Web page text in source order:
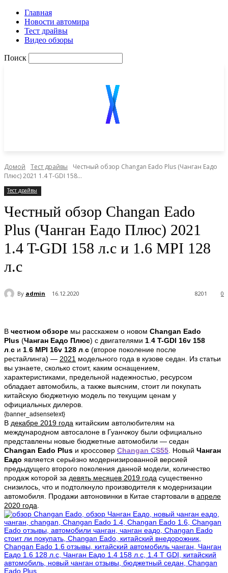
Главная
Новости автомира
Тест драйвы
Видео обзоры
Поиск
Домой Тест драйвы
Честный обзор Changan Eado Plus (Чанган Еадо
Плюс) 2021 1.4 T-GDI 158...
Тест драйвы
Честный обзор Changan Eado
Plus (Чанган Еадо Плюс) 2021
1.4 T-GDI 158 л.с и 1.6 MPI 128
л.с
By admin 16.12.2020 0
8201
В честном обзоре мы расскажем о новом Changan Eado
Plus (Чанган Еадо Плюс) с двигателями 1 4 T-GDI 16v 158
л с и 1 6 MPI 16v 128 л с (второе поколение после
рестайлинга) — 2021 модельного года в кузове седан. Из статьи
вы узнаете, сколько стоит, каким оснащением,
характеристиками, предельной надежностью, ресурсом
обладает автомобиль, а также выясним, стоит ли покупать
китайскую бюджетную модель по текущим ценам у
официальных дилеров.
{banner_adsensetext}
В декабре 2019 года китайским автолюбителям на
международном автосалоне в Гуанчжоу были официально
представлены новые бюджетные автомобили — седан
Changan Eado Plus и кроссовер Changan CS55 . Новый Чанган
Еадо является серьёзно модернизированной версией
предыдущего второго поколения данной модели, количество
продаж которой за девять месяцев 2019 года существенно
снизилось, что и подтолкнуло производителя к модернизации
автомобиля. Продажи автоновинки в Китае стартовали в апреле
2020 года